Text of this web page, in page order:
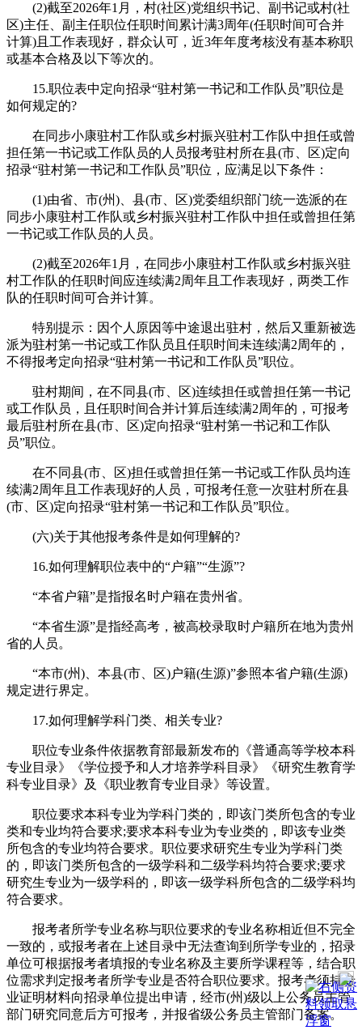
(2)截至2026年1月，村(社区)党组织书记、副书记或村(社
区)主任、副主任职位任职时间累计满3周年(任职时间可合并
计算)且工作表现好，群众认可，近3年年度考核没有基本称职
或基本合格及以下等次的。
15.职位表中定向招录“驻村第一书记和工作队员”职位是
如何规定的?
在同步小康驻村工作队或乡村振兴驻村工作队中担任或曾
担任第一书记或工作队员的人员报考驻村所在县(市、区)定向
招录“驻村第一书记和工作队员”职位，应满足以下条件：
(1)由省、市(州)、县(市、区)党委组织部门统一选派的在
同步小康驻村工作队或乡村振兴驻村工作队中担任或曾担任第
一书记或工作队员的人员。
(2)截至2026年1月，在同步小康驻村工作队或乡村振兴驻
村工作队的任职时间应连续满2周年且工作表现好，两类工作
队的任职时间可合并计算。
特别提示：因个人原因等中途退出驻村，然后又重新被选
派为驻村第一书记或工作队员且任职时间未连续满2周年的，
不得报考定向招录“驻村第一书记和工作队员”职位。
驻村期间，在不同县(市、区)连续担任或曾担任第一书记
或工作队员，且任职时间合并计算后连续满2周年的，可报考
最后驻村所在县(市、区)定向招录“驻村第一书记和工作队
员”职位。
在不同县(市、区)担任或曾担任第一书记或工作队员均连
续满2周年且工作表现好的人员，可报考任意一次驻村所在县
(市、区)定向招录“驻村第一书记和工作队员”职位。
(六)关于其他报考条件是如何理解的?
16.如何理解职位表中的“户籍”“生源”?
“本省户籍”是指报名时户籍在贵州省。
“本省生源”是指经高考，被高校录取时户籍所在地为贵州
省的人员。
“本市(州)、本县(市、区)户籍(生源)”参照本省户籍(生源)
规定进行界定。
17.如何理解学科门类、相关专业?
职位专业条件依据教育部最新发布的《普通高等学校本科
专业目录》《学位授予和人才培养学科目录》《研究生教育学
科专业目录》及《职业教育专业目录》等设置。
职位要求本科专业为学科门类的，即该门类所包含的专业
类和专业均符合要求;要求本科专业为专业类的，即该专业类
所包含的专业均符合要求。职位要求研究生专业为学科门类
的，即该门类所包含的一级学科和二级学科均符合要求;要求
研究生专业为一级学科的，即该一级学科所包含的二级学科均
符合要求。
报考者所学专业名称与职位要求的专业名称相近但不完全
一致的，或报考者在上述目录中无法查询到所学专业的，招录
单位可根据报考者填报的专业名称及主要所学课程等，结合职
位需求判定报考者所学专业是否符合职位要求。报考者须持专
业证明材料向招录单位提出申请，经市(州)级以上公务员主管
部门研究同意后方可报考，并报省级公务员主管部门备案。